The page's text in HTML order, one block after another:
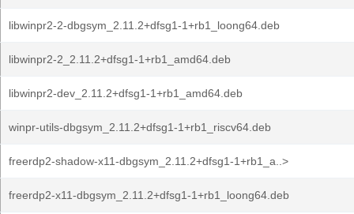
libwinpr2-2-dbgsym_2.11.2+dfsg1-1+rb1_loong64.deb
libwinpr2-2_2.11.2+dfsg1-1+rb1_amd64.deb
libwinpr2-dev_2.11.2+dfsg1-1+rb1_amd64.deb
winpr-utils-dbgsym_2.11.2+dfsg1-1+rb1_riscv64.deb
freerdp2-shadow-x11-dbgsym_2.11.2+dfsg1-1+rb1_a..>
freerdp2-x11-dbgsym_2.11.2+dfsg1-1+rb1_loong64.deb